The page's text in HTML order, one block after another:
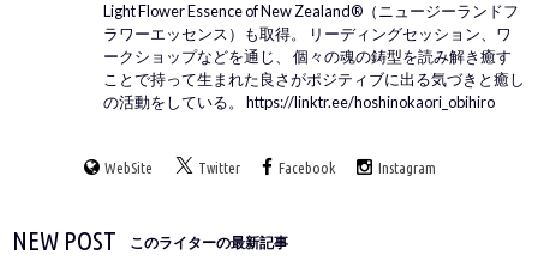
Light Flower Essence of New Zealand®（ニュージーランドフ
ラワーエッセンス）も取得。 リーディングセッション、ワ
ークショップなどを通じ、 個々の魂の鋳型を読み解き癒す
ことで持って生まれた良さがポジティブに出る気づきと癒し
の活動をしている。 https://linktr.ee/hoshinokaori_obihiro
WebSite Twitter Facebook Instagram
NEW POST このライターの最新記事